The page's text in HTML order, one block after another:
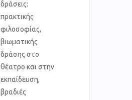
δράσεις:
πρακτικής
φιλοσοφίας,
βιωματικής
δράσης στο
θέατρο και στην
εκπαίδευση,
βραδιές